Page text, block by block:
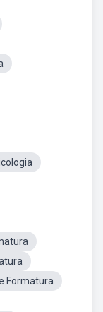
Formatura